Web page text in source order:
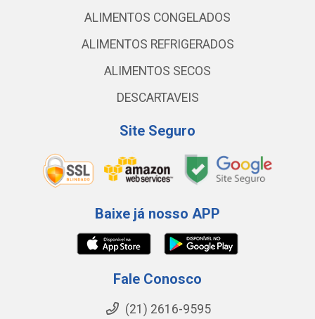
ALIMENTOS CONGELADOS
ALIMENTOS REFRIGERADOS
ALIMENTOS SECOS
DESCARTAVEIS
Site Seguro
Baixe já nosso APP
Fale Conosco
(21) 2616-9595